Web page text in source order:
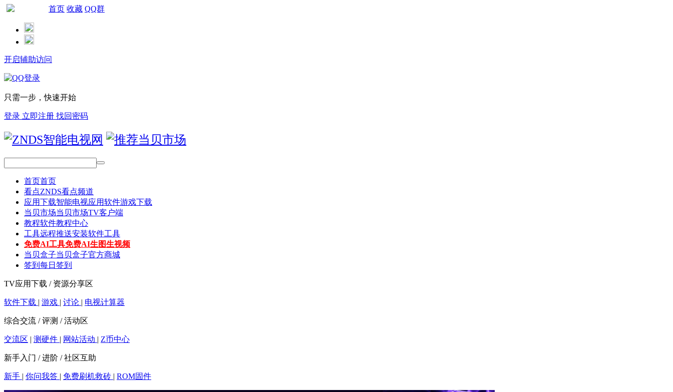
首页 收藏 QQ群
开启辅助访问
只需一步，快速开始
登录 立即注册 找回密码
首页首页
看点ZNDS看点频道
应用下载智能电视应用软件游戏下载
当贝市场当贝市场TV客户端
教程软件教程中心
工具远程推送安装软件工具
免费AI工具免费AI生图生视频
当贝盒子当贝盒子官方商城
签到 每日签到
TV应用下载 / 资源分享区
软件下载 | 游戏 | 讨论 | 电视计算器
综合交流 / 评测 / 活动区
交流区 | 测硬件 | 网站活动 | Z币中心
新手入门 / 进阶 / 社区互助
新手 | 你问我答 | 免费刷机救砖 | ROM固件